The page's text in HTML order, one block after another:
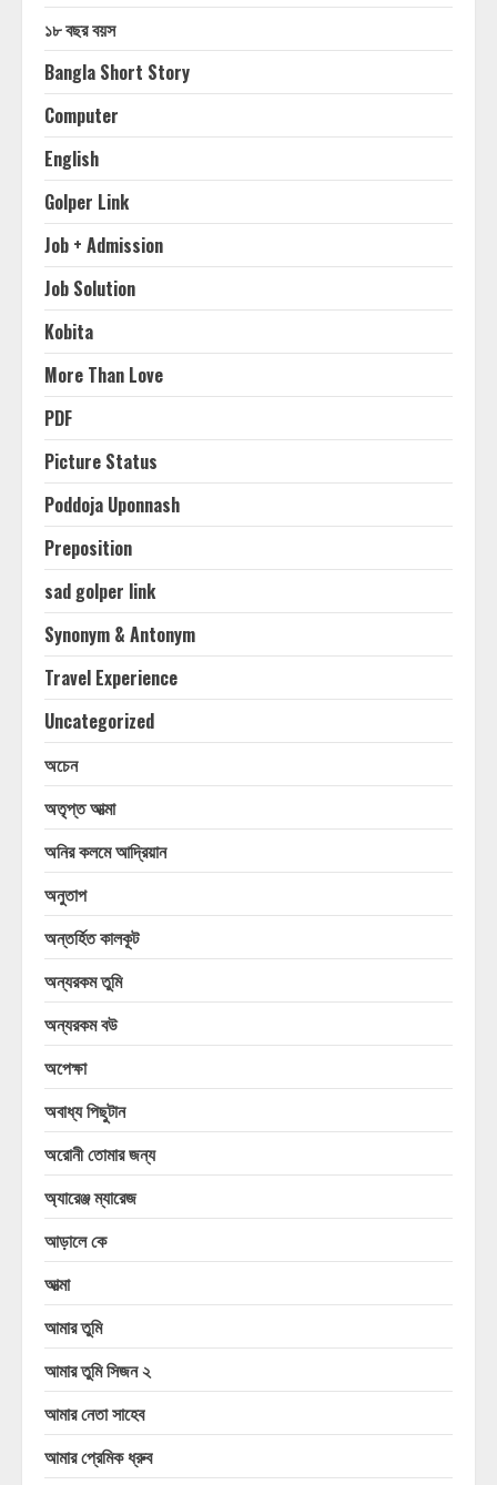
১৮ বছর বয়স
Bangla Short Story
Computer
English
Golper Link
Job + Admission
Job Solution
Kobita
More Than Love
PDF
Picture Status
Poddoja Uponnash
Preposition
sad golper link
Synonym & Antonym
Travel Experience
Uncategorized
অচেন
অতৃপ্ত আত্মা
অনির কলমে আদ্রিয়ান
অনুতাপ
অন্তর্হিত কালকূট
অন্যরকম তুমি
অন্যরকম বউ
অপেক্ষা
অবাধ্য পিছুটান
অরোনী তোমার জন্য
অ্যারেঞ্জ ম্যারেজ
আড়ালে কে
আত্মা
আমার তুমি
আমার তুমি সিজন ২
আমার নেতা সাহেব
আমার প্রেমিক ধ্রুব